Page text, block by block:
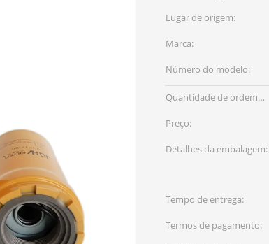
Lugar de origem:
Marca:
Número do modelo:
Quantidade de ordem
mínima:
Preço:
Detalhes da embalagem:
Tempo de entrega:
Termos de pagamento: